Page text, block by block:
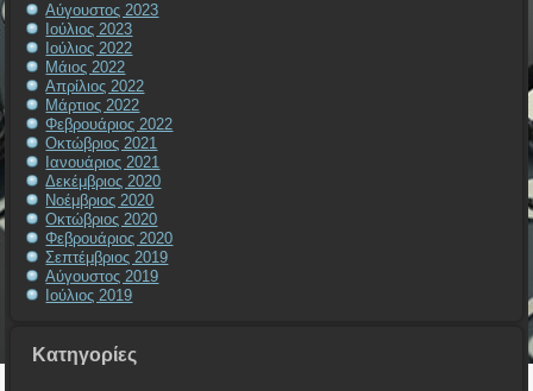
Αύγουστος 2023
Ιούλιος 2023
Ιούλιος 2022
Μάιος 2022
Απρίλιος 2022
Μάρτιος 2022
Φεβρουάριος 2022
Οκτώβριος 2021
Ιανουάριος 2021
Δεκέμβριος 2020
Νοέμβριος 2020
Οκτώβριος 2020
Φεβρουάριος 2020
Σεπτέμβριος 2019
Αύγουστος 2019
Ιούλιος 2019
Kατηγορίες